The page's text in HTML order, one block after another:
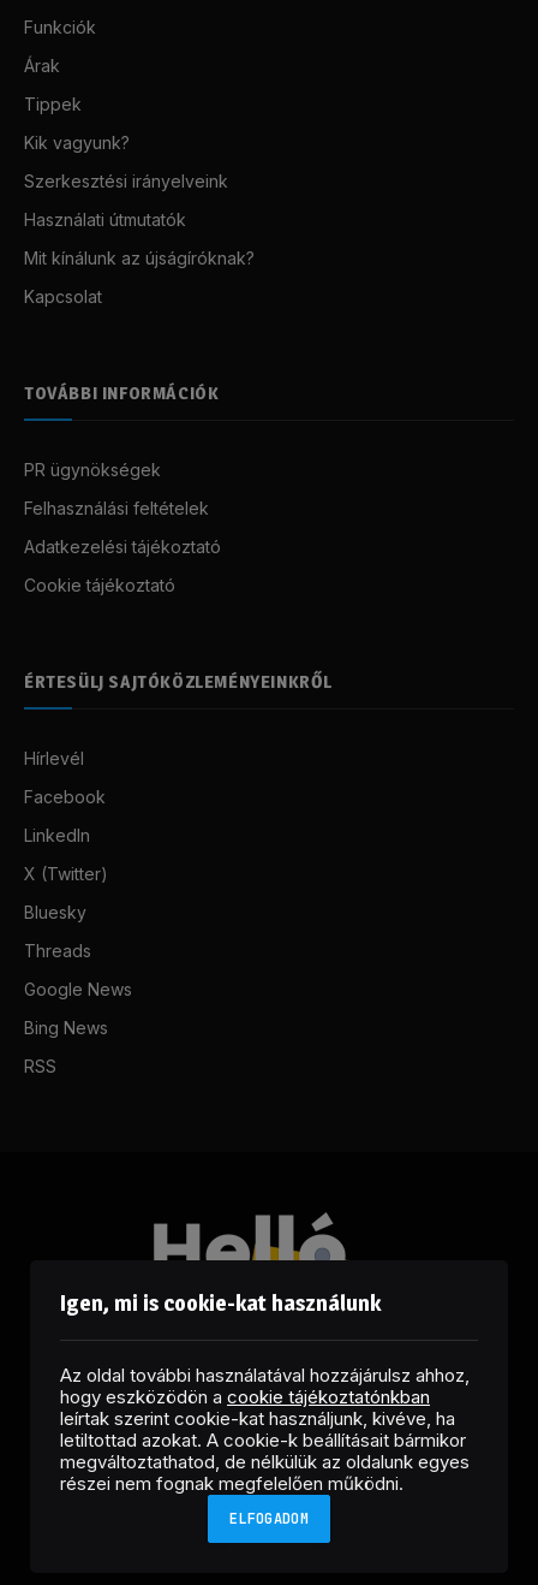
Funkciók
Árak
Tippek
Kik vagyunk?
Szerkesztési irányelveink
Használati útmutatók
Mit kínálunk az újságíróknak?
Kapcsolat
TOVÁBBI INFORMÁCIÓK
PR ügynökségek
Felhasználási feltételek
Adatkezelési tájékoztató
Cookie tájékoztató
ÉRTESÜLJ SAJTÓKÖZLEMÉNYEINKRŐL
Hírlevél
Facebook
LinkedIn
X (Twitter)
Bluesky
Threads
Google News
Bing News
RSS
FacebookLinkedInX
(Twitter)
RSS
Igen, mi is cookie-kat használunk
Az oldal további használatával hozzájárulsz ahhoz,
hogy eszközödön a cookie tájékoztatónkban
leírtak szerint cookie-kat használjunk, kivéve, ha
letiltottad azokat. A cookie-k beállításait bármikor
megváltoztathatod, de nélkülük az oldalunk egyes
részei nem fognak megfelelően működni.
ELFOGADOM